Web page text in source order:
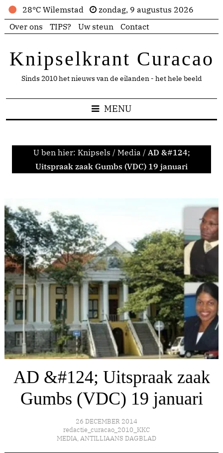
28°C Wilemstad
zondag, 9 augustus 2026
Over ons
TIPS? Uw steun Contact
Knipselkrant Curacao
Sinds 2010 het nieuws van de eilanden - het hele beeld
MENU
U ben hier: Knipsels / Media / AD &#124;
Uitspraak zaak Gumbs (VDC) 19 januari
AD &#124; Uitspraak zaak
Gumbs (VDC) 19 januari
26 DECEMBER 2014
redactie_curacao_2010_KKC
MEDIA, ANTILLIAANS DAGBLAD